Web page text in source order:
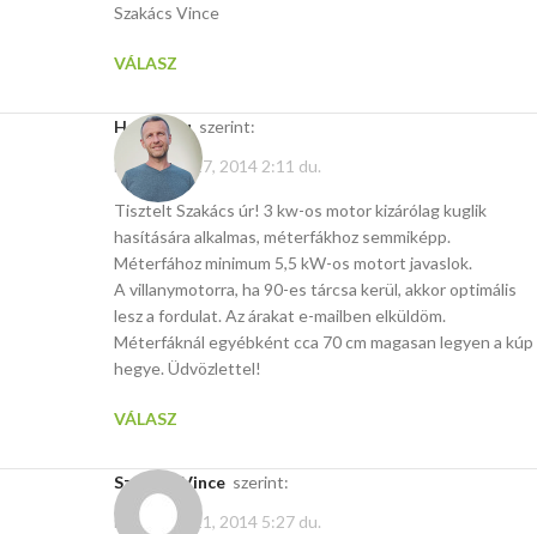
Szakács Vince
VÁLASZ
Hasito.hu szerint:
november 17, 2014 2:11 du.
Tisztelt Szakács úr! 3 kw-os motor kizárólag kuglik
hasítására alkalmas, méterfákhoz semmiképp.
Méterfához minimum 5,5 kW-os motort javaslok.
A villanymotorra, ha 90-es tárcsa kerül, akkor optimális
lesz a fordulat. Az árakat e-mailben elküldöm.
Méterfáknál egyébként cca 70 cm magasan legyen a kúp
hegye. Üdvözlettel!
VÁLASZ
Szakács Vince szerint:
november 21, 2014 5:27 du.